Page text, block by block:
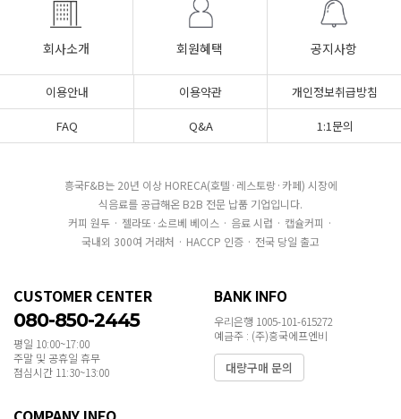
회사소개 회원혜택 공지사항
이용안내 이용약관
개인정보취급방침
FAQ
Q&A 1:1문의
흥국F&B는 20년 이상 HORECA(호텔·레스토랑·카페) 시장에
식음료를 공급해온 B2B 전문 납품 기업입니다.
커피 원두 · 젤라또·소르베 베이스 · 음료 시럽 · 캡슐커피 ·
국내외 300여 거래처 · HACCP 인증 · 전국 당일 출고
CUSTOMER CENTER
080-850-2445
평일 10:00~17:00
주말 및 공휴일 휴무
점심시간 11:30~13:00
BANK INFO
우리은행 1005-101-615272
예금주 : (주)흥국에프엔비
대량구매 문의